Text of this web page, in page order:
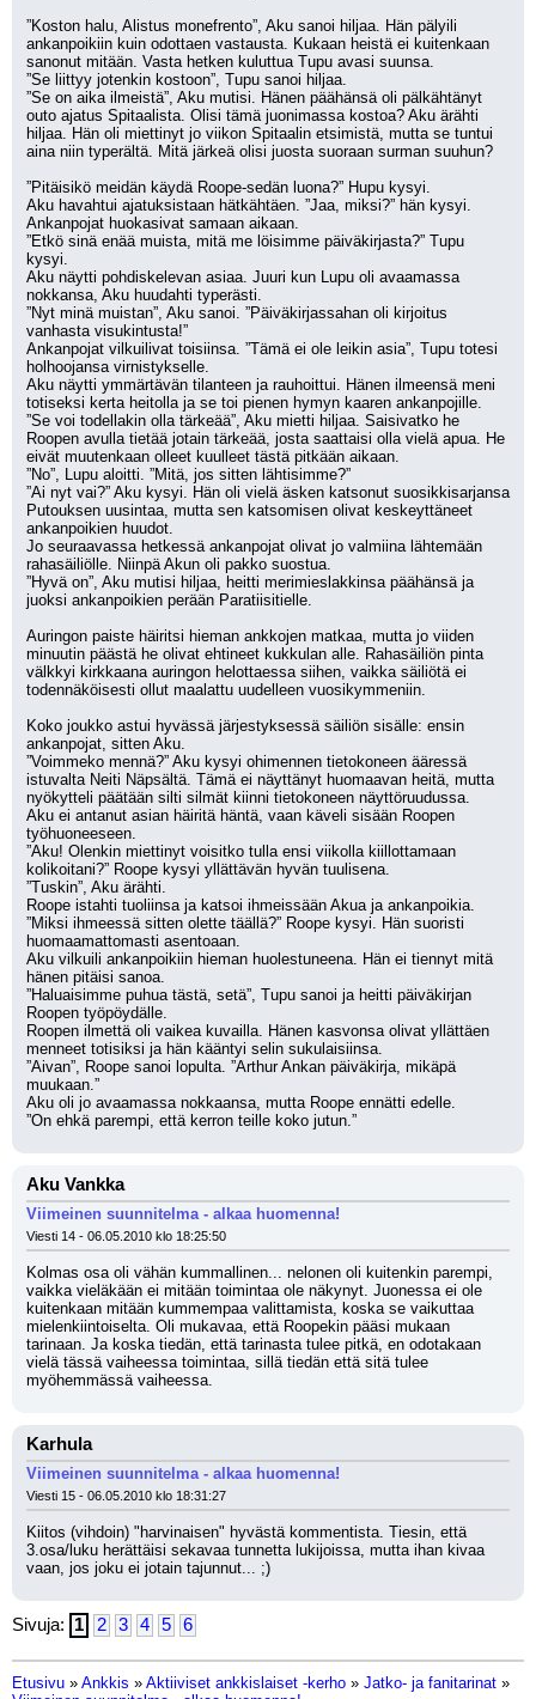
”Koston halu, Alistus monefrento”, Aku sanoi hiljaa. Hän pälyili
ankanpoikiin kuin odottaen vastausta. Kukaan heistä ei kuitenkaan
sanonut mitään. Vasta hetken kuluttua Tupu avasi suunsa.
”Se liittyy jotenkin kostoon”, Tupu sanoi hiljaa.
”Se on aika ilmeistä”, Aku mutisi. Hänen päähänsä oli pälkähtänyt
outo ajatus Spitaalista. Olisi tämä juonimassa kostoa? Aku ärähti
hiljaa. Hän oli miettinyt jo viikon Spitaalin etsimistä, mutta se tuntui
aina niin typerältä. Mitä järkeä olisi juosta suoraan surman suuhun?
”Pitäisikö meidän käydä Roope-sedän luona?” Hupu kysyi.
Aku havahtui ajatuksistaan hätkähtäen. ”Jaa, miksi?” hän kysyi.
Ankanpojat huokasivat samaan aikaan.
”Etkö sinä enää muista, mitä me löisimme päiväkirjasta?” Tupu
kysyi.
Aku näytti pohdiskelevan asiaa. Juuri kun Lupu oli avaamassa
nokkansa, Aku huudahti typerästi.
”Nyt minä muistan”, Aku sanoi. ”Päiväkirjassahan oli kirjoitus
vanhasta visukintusta!”
Ankanpojat vilkuilivat toisiinsa. ”Tämä ei ole leikin asia”, Tupu totesi
holhoojansa virnistykselle.
Aku näytti ymmärtävän tilanteen ja rauhoittui. Hänen ilmeensä meni
totiseksi kerta heitolla ja se toi pienen hymyn kaaren ankanpojille.
”Se voi todellakin olla tärkeää”, Aku mietti hiljaa. Saisivatko he
Roopen avulla tietää jotain tärkeää, josta saattaisi olla vielä apua. He
eivät muutenkaan olleet kuulleet tästä pitkään aikaan.
”No”, Lupu aloitti. ”Mitä, jos sitten lähtisimme?”
”Ai nyt vai?” Aku kysyi. Hän oli vielä äsken katsonut suosikkisarjansa
Putouksen uusintaa, mutta sen katsomisen olivat keskeyttäneet
ankanpoikien huudot.
Jo seuraavassa hetkessä ankanpojat olivat jo valmiina lähtemään
rahasäiliölle. Niinpä Akun oli pakko suostua.
”Hyvä on”, Aku mutisi hiljaa, heitti merimieslakkinsa päähänsä ja
juoksi ankanpoikien perään Paratiisitielle.
Auringon paiste häiritsi hieman ankkojen matkaa, mutta jo viiden
minuutin päästä he olivat ehtineet kukkulan alle. Rahasäiliön pinta
välkkyi kirkkaana auringon helottaessa siihen, vaikka säiliötä ei
todennäköisesti ollut maalattu uudelleen vuosikymmeniin.
Koko joukko astui hyvässä järjestyksessä säiliön sisälle: ensin
ankanpojat, sitten Aku.
”Voimmeko mennä?” Aku kysyi ohimennen tietokoneen ääressä
istuvalta Neiti Näpsältä. Tämä ei näyttänyt huomaavan heitä, mutta
nyökytteli päätään silti silmät kiinni tietokoneen näyttöruudussa.
Aku ei antanut asian häiritä häntä, vaan käveli sisään Roopen
työhuoneeseen.
”Aku! Olenkin miettinyt voisitko tulla ensi viikolla kiillottamaan
kolikoitani?” Roope kysyi yllättävän hyvän tuulisena.
”Tuskin”, Aku ärähti.
Roope istahti tuoliinsa ja katsoi ihmeissään Akua ja ankanpoikia.
”Miksi ihmeessä sitten olette täällä?” Roope kysyi. Hän suoristi
huomaamattomasti asentoaan.
Aku vilkuili ankanpoikiin hieman huolestuneena. Hän ei tiennyt mitä
hänen pitäisi sanoa.
”Haluaisimme puhua tästä, setä”, Tupu sanoi ja heitti päiväkirjan
Roopen työpöydälle.
Roopen ilmettä oli vaikea kuvailla. Hänen kasvonsa olivat yllättäen
menneet totisiksi ja hän kääntyi selin sukulaisiinsa.
”Aivan”, Roope sanoi lopulta. ”Arthur Ankan päiväkirja, mikäpä
muukaan.”
Aku oli jo avaamassa nokkaansa, mutta Roope ennätti edelle.
”On ehkä parempi, että kerron teille koko jutun.”
Aku Vankka
Viimeinen suunnitelma - alkaa huomenna!
Viesti 14 - 06.05.2010 klo 18:25:50
Kolmas osa oli vähän kummallinen... nelonen oli kuitenkin parempi,
vaikka vieläkään ei mitään toimintaa ole näkynyt. Juonessa ei ole
kuitenkaan mitään kummempaa valittamista, koska se vaikuttaa
mielenkiintoiselta. Oli mukavaa, että Roopekin pääsi mukaan
tarinaan. Ja koska tiedän, että tarinasta tulee pitkä, en odotakaan
vielä tässä vaiheessa toimintaa, sillä tiedän että sitä tulee
myöhemmässä vaiheessa.
Karhula
Viimeinen suunnitelma - alkaa huomenna!
Viesti 15 - 06.05.2010 klo 18:31:27
Kiitos (vihdoin) "harvinaisen" hyvästä kommentista. Tiesin, että
3.osa/luku herättäisi sekavaa tunnetta lukijoissa, mutta ihan kivaa
vaan, jos joku ei jotain tajunnut... ;)
Sivuja: 1 2 3 4 5 6
Etusivu » Ankkis » Aktiiviset ankkislaiset -kerho » Jatko- ja fanitarinat »